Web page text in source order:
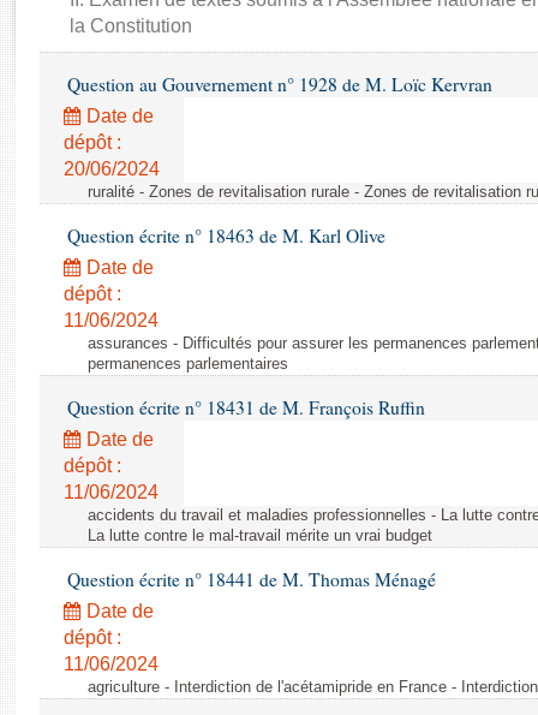
Rapports d'enquête
Rapports législatifs
Baromètre de l’application des lois
Dossiers législatifs
Budget et sécurité sociale
la Constitution
Question au Gouvernement n° 1928 de M. Loïc Kervran
Date de
dépôt :
20/06/2024
ruralité - Zones de revitalisation rurale - Zones de revitalisation
Question écrite n° 18463 de M. Karl Olive
Date de
dépôt :
11/06/2024
assurances - Difficultés pour assurer les permanences
permanences parlementaires
Question écrite n° 18431 de M. François Ruffin
Date de
dépôt :
11/06/2024
accidents du travail et maladies professionnelles - La lutte
La lutte contre le mal-travail mérite un vrai budget
Question écrite n° 18441 de M. Thomas Ménagé
Date de
dépôt :
11/06/2024
agriculture - Interdiction de l'acétamipride en France -